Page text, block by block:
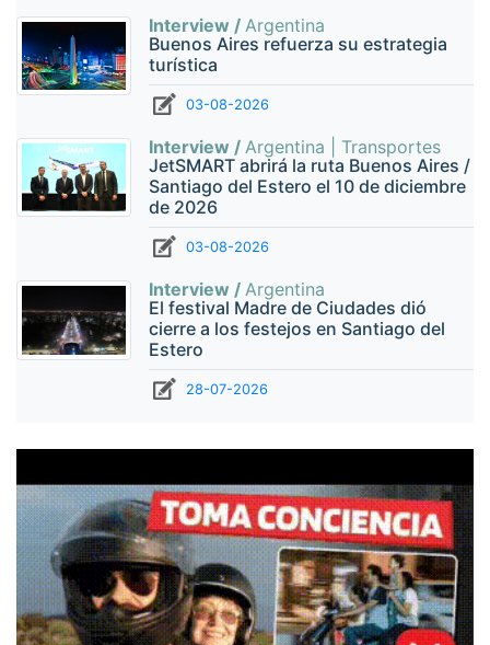
Interview / Argentina
Buenos Aires refuerza su estrategia
turística
03-08-2026
Interview / Argentina | Transportes
JetSMART abrirá la ruta Buenos Aires /
Santiago del Estero el 10 de diciembre
de 2026
03-08-2026
Interview / Argentina
El festival Madre de Ciudades dió
cierre a los festejos en Santiago del
Estero
28-07-2026